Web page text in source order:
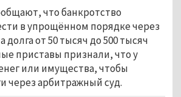
что банкротство
в упрощённом порядке через
от 50 тысяч до 500 тысяч
приставы признали, что у
или имущества, чтобы
через арбитражный суд.